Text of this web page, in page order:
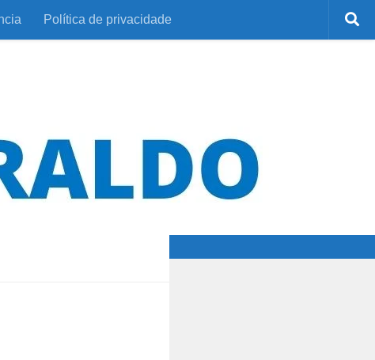
Política de privacidade